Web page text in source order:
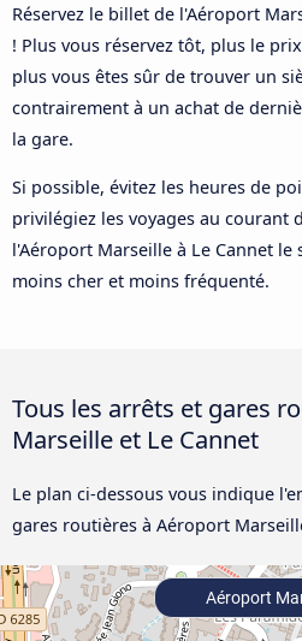
Réservez le billet de l'Aéroport
! Plus vous réservez tôt, plus le
plus vous êtes sûr de trouver un
contrairement à un achat de
la gare.
Si possible, évitez les heures de
privilégiez les voyages au courant
l'Aéroport Marseille à Le Cannet
moins cher et moins fréquenté.
Tous les arrêts et gares
Marseille et Le Cannet
Le plan ci-dessous vous indique
gares routières à Aéroport
Aéroport